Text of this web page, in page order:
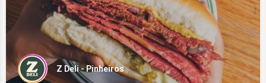
Z Deli - Pinheiros